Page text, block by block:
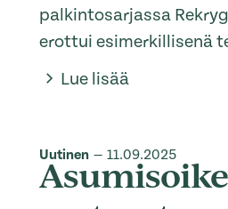
palkintosarjassa
erottui esimerkillisenä
Lue lisää
Uutinen — 11.09.2025